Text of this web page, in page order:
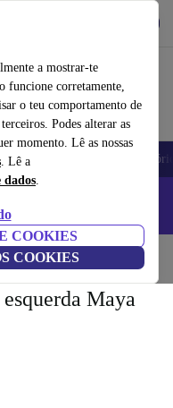
a mostrar-te
funcione corretamente,
o teu comportamento de
Podes alterar as
momento. Lê as nossas
. Lê a
dados.
COOKIES
COOKIES
– Código:
Maya